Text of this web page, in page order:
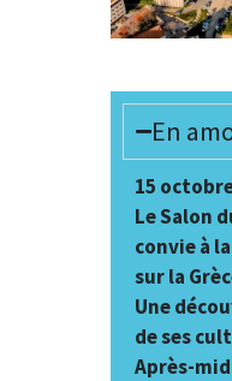
En
15
Le Salon
convie à
sur la
Une
de ses
Après-